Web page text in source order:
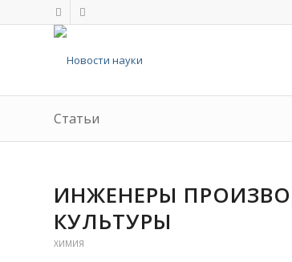
Статьи
ИНЖЕНЕРЫ
КУЛЬТУРЫ
ХИМИЯ